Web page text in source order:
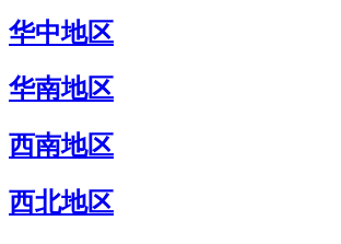
华中地区
华南地区
西南地区
西北地区